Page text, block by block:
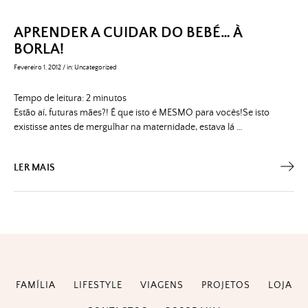
APRENDER A CUIDAR DO BEBÉ… À
BORLA!
Fevereiro 1, 2012/in: Uncategorized
Tempo de leitura:2 minutos
Estão aí, futuras mães?! É que isto é MESMO para vocês!Se isto
existisse antes de mergulhar na maternidade, estava lá …
LER MAIS
FAMÍLIA LIFESTYLE VIAGENS PROJETOS LOJA